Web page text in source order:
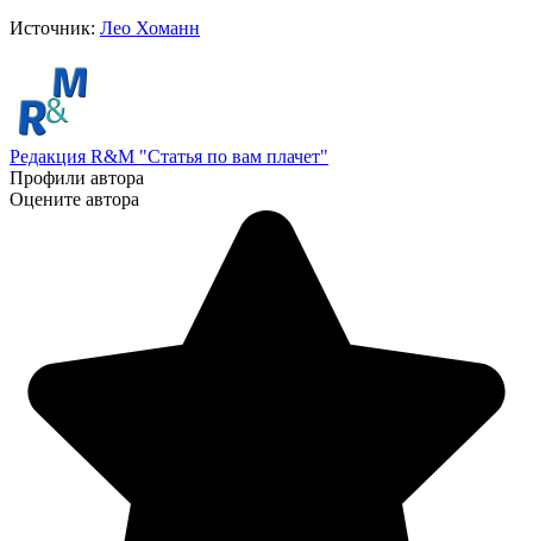
Источник: Лео Хоманн
Редакция R&M "Статья по вам плачет"
Профили автора
Оцените автора